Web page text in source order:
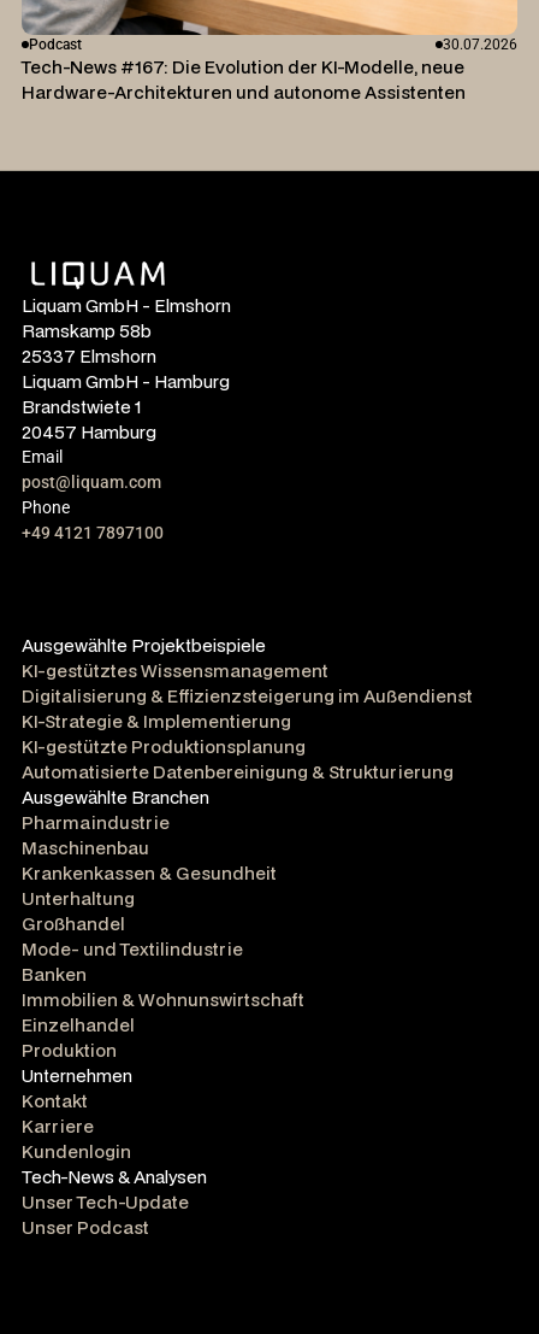
Podcast 30.07.2026
Tech-News #167: Die Evolution der KI-Modelle, neue
Hardware-Architekturen und autonome Assistenten
Liquam GmbH - Elmshorn
Ramskamp 58b
25337 Elmshorn
Liquam GmbH - Hamburg
Brandstwiete 1
20457 Hamburg
Email
post@liquam.com
Phone
+49 4121 7897100
Ausgewählte Projektbeispiele
KI-gestütztes Wissensmanagement
Digitalisierung & Effizienzsteigerung im Außendienst
KI-Strategie & Implementierung
KI-gestützte Produktionsplanung
Automatisierte Datenbereinigung & Strukturierung
Ausgewählte Branchen
Pharmaindustrie
Maschinenbau
Krankenkassen & Gesundheit
Unterhaltung
Großhandel
Mode- und Textilindustrie
Banken
Immobilien & Wohnunswirtschaft
Einzelhandel
Produktion
Unternehmen
Kontakt
Karriere
Kundenlogin
Tech-News & Analysen
Unser Tech-Update
Unser Podcast